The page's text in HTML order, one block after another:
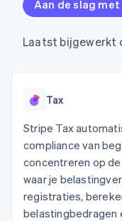
Toegang tot meer
dan 125
Fysieke betalingen
acceptatie
Link
Versneld afrekenen
Financial
Connections
Data gekoppelde
rekeningen
AI-
tijd
Aan de slag
Laatst bijgewerkt
Tax
Stripe Tax
compliance van
concentreren op
waar je
registraties,
belastingbedragen